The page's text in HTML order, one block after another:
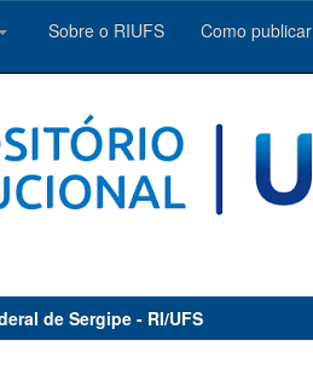
Sobre o RIUFS Como publicar
de Sergipe - RI/UFS